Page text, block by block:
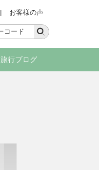
| お客様の声
行ブログ